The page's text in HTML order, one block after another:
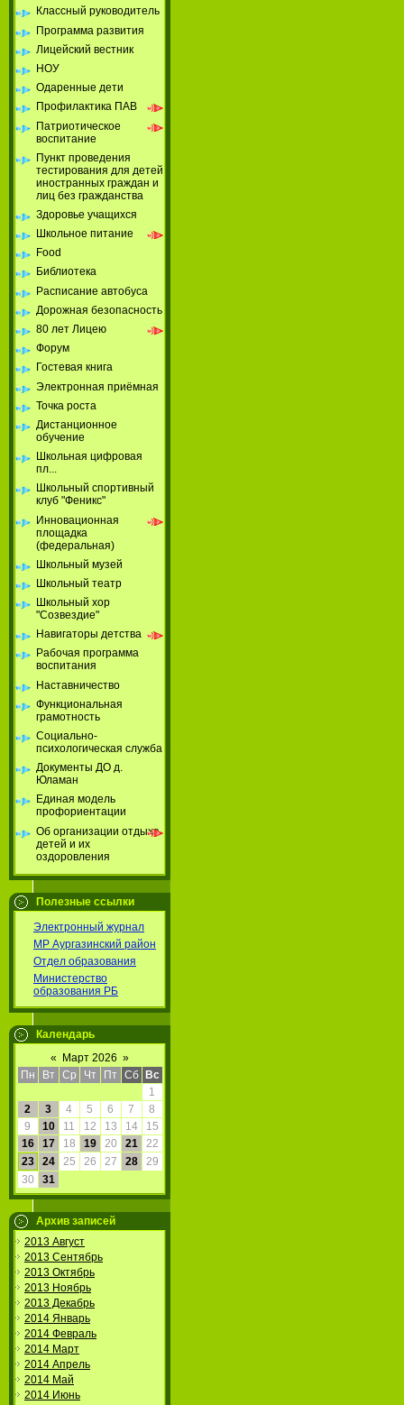
Классный руководитель
Программа развития
Лицейский вестник
НОУ
Одаренные дети
Профилактика ПАВ
Патриотическое
воспитание
Пункт проведения
тестирования для детей
иностранных граждан и
лиц без гражданства
Здоровье учащихся
Школьное питание
Food
Библиотека
Расписание автобуса
Дорожная безопасность
80 лет Лицею
Форум
Гостевая книга
Электронная приёмная
Точка роста
Дистанционное
обучение
Школьная цифровая
пл...
Школьный спортивный
клуб "Феникс"
Инновационная
площадка
(федеральная)
Школьный музей
Школьный театр
Школьный хор
"Созвездие"
Навигаторы детства
Рабочая программа
воспитания
Наставничество
Функциональная
грамотность
Социально-
психологическая служба
Документы ДО д.
Юламан
Единая модель
профориентации
Об организации отдыха
детей и их
оздоровления
Полезные ссылки
Электронный журнал
МР Аургазинский район
Отдел образования
Министерство
образования РБ
Календарь
«
Март 2026 »
Пн
Вт Ср Чт Пт Сб
Вс
1
2
3 4 5 6 7
8
9
10 11 12 13 14
15
16
17 18 19 20 21
22
23
24 25 26 27 28
29
30
31
Архив записей
2013 Август
2013 Сентябрь
2013 Октябрь
2013 Ноябрь
2013 Декабрь
2014 Январь
2014 Февраль
2014 Март
2014 Апрель
2014 Май
2014 Июнь